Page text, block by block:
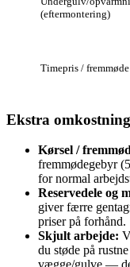
(eftermontering)
Timepris / fremmøde
Ekstra
Kørsel /
fremmødegebyr
for normal
Reservedele og
giver færre
priser på forhånd.
Skjult arbejde:
du støde på